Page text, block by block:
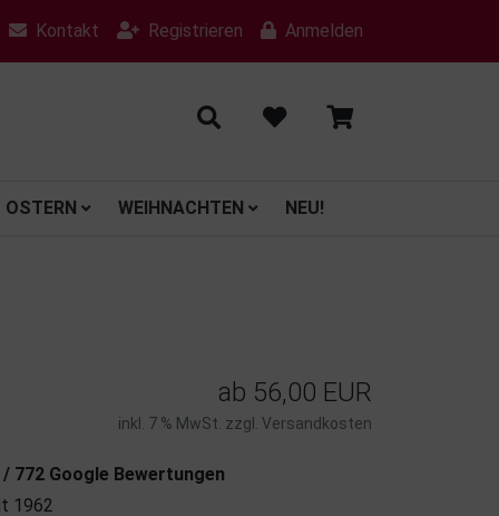
Kontakt Registrieren Anmelden
OSTERN WEIHNACHTEN NEU!
ab 56,00 EUR
inkl. 7 % MwSt. zzgl. Versandkosten
/ 772 Google Bewertungen
1962